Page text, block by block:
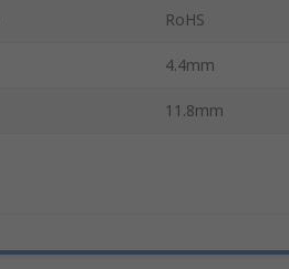
RoHS
4.4mm
11.8mm